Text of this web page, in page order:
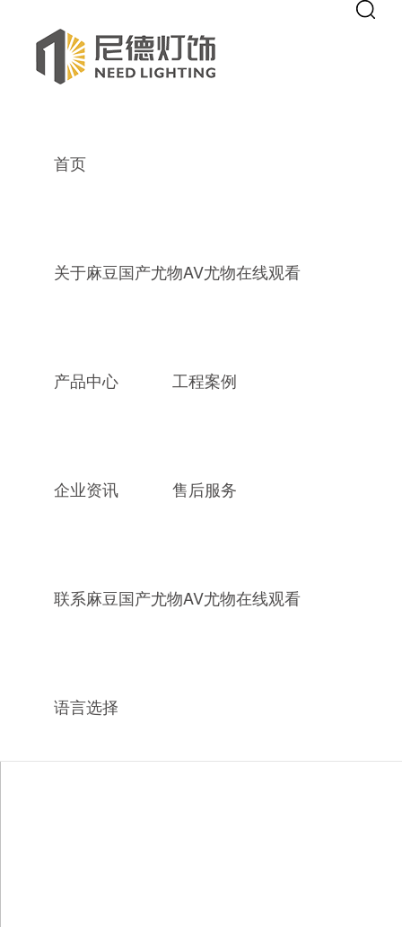
: mkdir(): No space left on device in
Warning : file_put_contents(./cachefile_yuan/hnzdjixie.com/cache/
麻豆国产尤物AV尤物在线观看,麻
首页
关于麻豆国产尤物AV尤物在线观看
产品中心 工程案例
企业资讯 售后服务
联系麻豆国产尤物AV尤物在线观看
语言选择